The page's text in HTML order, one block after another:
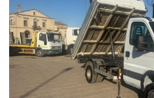
ALLESTIMENTO:
-RIBALTABILE TRILATERALE VRT
CON SPONDE ALTE 40 CM
LUNGHEZZA INTERNA CASSONE
LARGHEZZA INTERNA CASSONE
-GRU FASSI F50A 24 ANNO 2010
CABINA